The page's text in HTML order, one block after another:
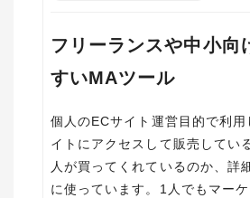
フリーランスや中小向
すいMAツール
個人のECサイト運営目的で利用
イトにアクセスして販売してい
人が買ってくれているのか、詳
に使っています。1人でもマー